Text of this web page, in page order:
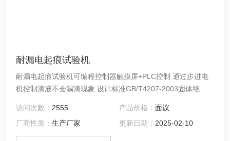
耐漏电起痕试验机
耐漏电起痕试验机可编程控制器触摸屏+PLC控制 通过步进电
机控制滴液不会漏滴现象 设计标准GB/T4207-2003固体绝缘
适用标准IEC60695
访问次数： 2555 产品价格： 面议
厂商性质：生产厂家 更新日期： 2025-02-10